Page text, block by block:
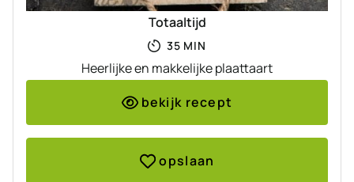
Totaaltijd
35MINUTEN
MIN
Heerlijke en makkelijke plaattaart
bekijk recept
opslaan